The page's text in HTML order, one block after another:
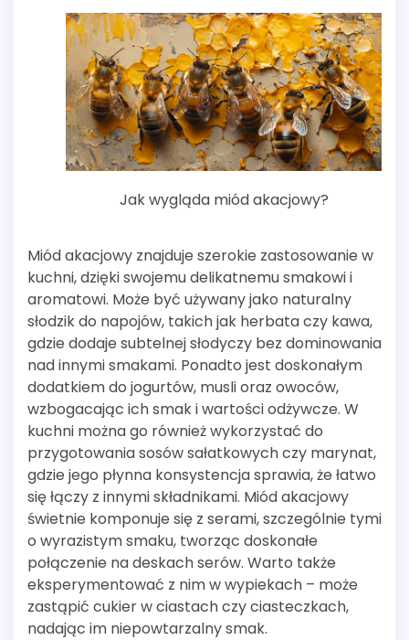
Jak wygląda miód akacjowy?
Miód akacjowy znajduje szerokie zastosowanie w
kuchni, dzięki swojemu delikatnemu smakowi i
aromatowi. Może być używany jako naturalny
słodzik do napojów, takich jak herbata czy kawa,
gdzie dodaje subtelnej słodyczy bez dominowania
nad innymi smakami. Ponadto jest doskonałym
dodatkiem do jogurtów, musli oraz owoców,
wzbogacając ich smak i wartości odżywcze. W
kuchni można go również wykorzystać do
przygotowania sosów sałatkowych czy marynat,
gdzie jego płynna konsystencja sprawia, że łatwo
się łączy z innymi składnikami. Miód akacjowy
świetnie komponuje się z serami, szczególnie tymi
o wyrazistym smaku, tworząc doskonałe
połączenie na deskach serów. Warto także
eksperymentować z nim w wypiekach – może
zastąpić cukier w ciastach czy ciasteczkach,
nadając im niepowtarzalny smak.